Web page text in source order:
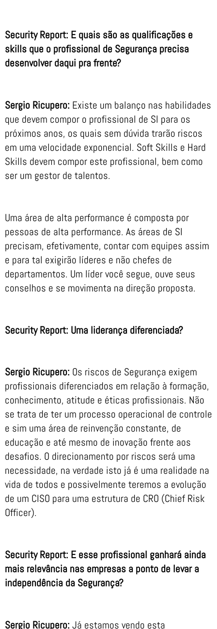
Security Report: E quais são as qualificações e
skills que o profissional de Segurança precisa
desenvolver daqui pra frente?
Sergio Ricupero: Existe um balanço nas habilidades
que devem compor o profissional de SI para os
próximos anos, os quais sem dúvida trarão riscos
em uma velocidade exponencial. Soft Skills e Hard
Skills devem compor este profissional, bem como
ser um gestor de talentos.
Uma área de alta performance é composta por
pessoas de alta performance. As áreas de SI
precisam, efetivamente, contar com equipes assim
e para tal exigirão líderes e não chefes de
departamentos. Um líder você segue, ouve seus
conselhos e se movimenta na direção proposta.
Security Report: Uma liderança diferenciada?
Sergio Ricupero: Os riscos de Segurança exigem
profissionais diferenciados em relação à formação,
conhecimento, atitude e éticas profissionais. Não
se trata de ter um processo operacional de controle
e sim uma área de reinvenção constante, de
educação e até mesmo de inovação frente aos
desafios. O direcionamento por riscos será uma
necessidade, na verdade isto já é uma realidade na
vida de todos e possivelmente teremos a evolução
de um CISO para uma estrutura de CRO (Chief Risk
Officer).
Security Report: E esse profissional ganhará ainda
mais relevância nas empresas a ponto de levar a
independência da Segurança?
Sergio Ricupero: Já estamos vendo esta